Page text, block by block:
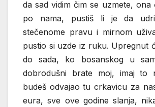
da sad vidim čim se uzmete,
po nama, pustiš li je da
stečenome pravu i mirnom
pustio si uzde iz ruku. Upregnut
do sada, ko bosanskog u
dobrodušni brate moj, imaj to
budeš odvajao tu crkavicu za
eura, sve ove godine slanja,